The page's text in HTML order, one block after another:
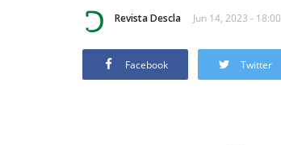
Revista Descla Jun 14, 2023 - 18:00
Facebook Twitter